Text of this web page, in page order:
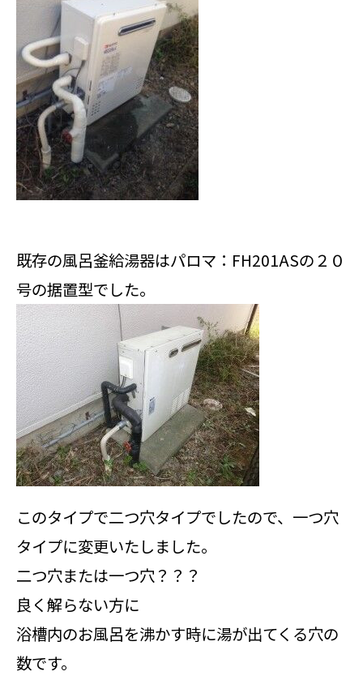
既存の風呂釜給湯器はパロマ：FH201ASの２０
号の据置型でした。
このタイプで二つ穴タイプでしたので、一つ穴
タイプに変更いたしました。
二つ穴または一つ穴？？？
良く解らない方に
浴槽内のお風呂を沸かす時に湯が出てくる穴の
数です。